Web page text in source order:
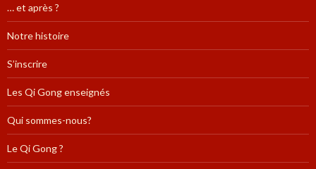
… et après ?
Notre histoire
S’inscrire
Les Qi Gong enseignés
Qui sommes-nous?
Le Qi Gong ?